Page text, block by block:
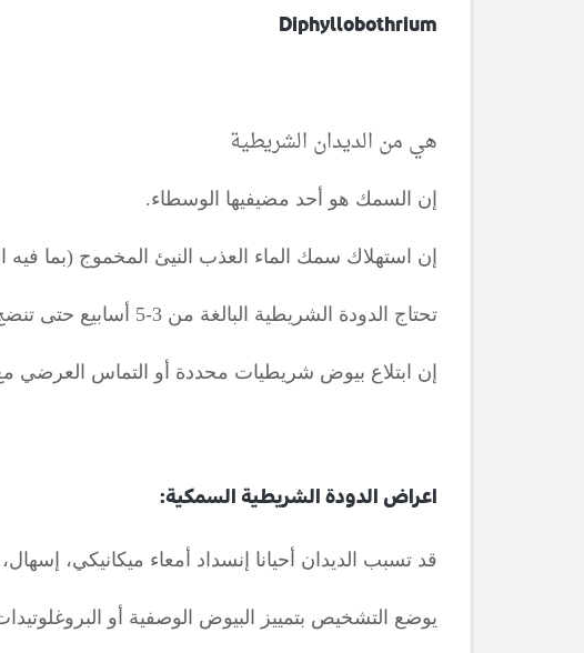
Diphyllobothrium
هي من الديدان الشريطية
إن السمك هو أحد مضيفيها الوسطاء.
إن استهلاك سمك الماء العذب النيئ المخموج (بما
تحتاج الدودة الشريطية البالغة من 3-5 أسابيع حتى تنضج وتبدأ بطرح البيض.
إن ابتلاع بيوض شريطيات محددة أو التماس
اعراض الدودة الشريطية السمكية:
قد تسبب الديدان أحيانا إنسداد أمعاء ميكانيكي،
يوضع التشخيص بتمييز البيوض الوصفية أو